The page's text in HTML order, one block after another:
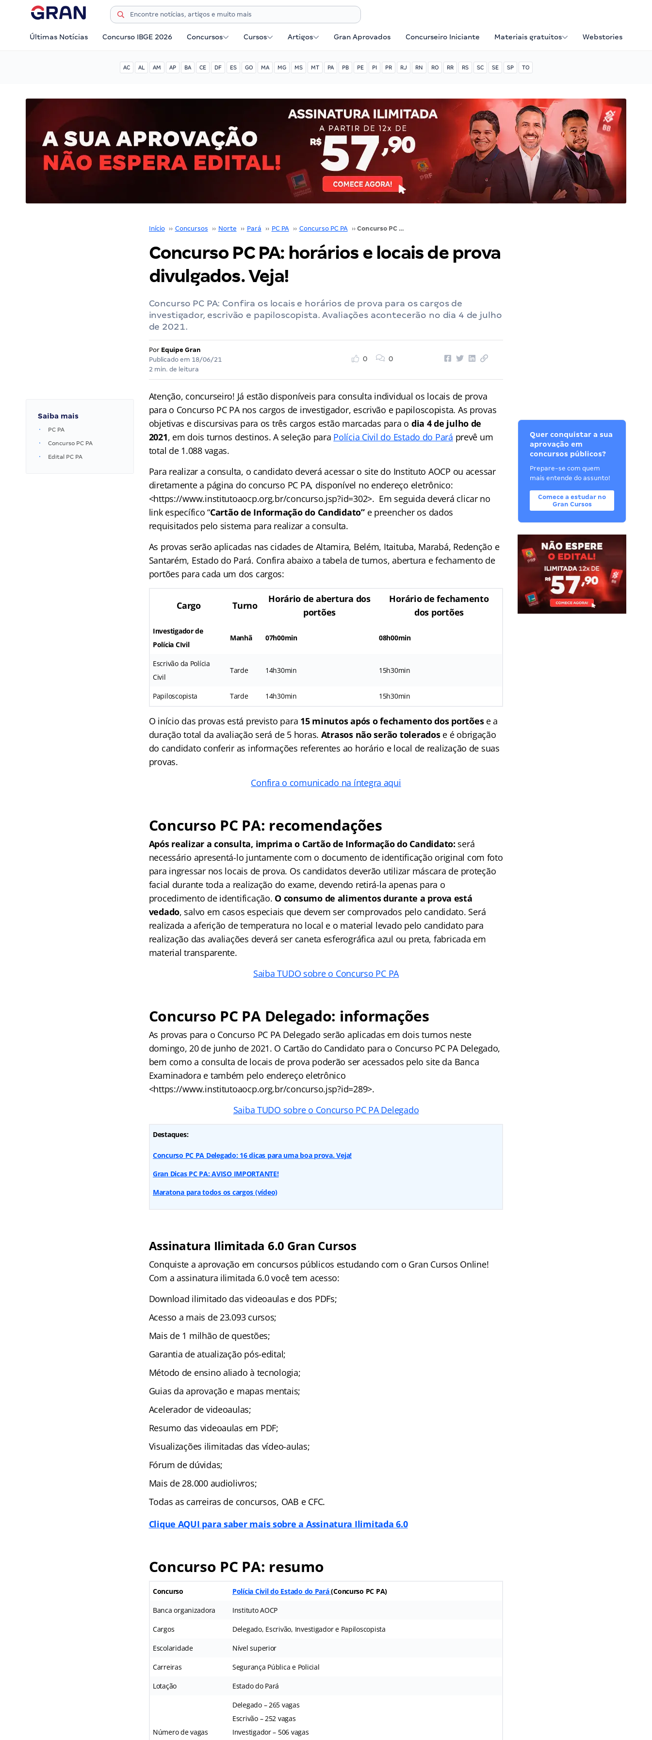
Últimas Notícias Concurso IBGE 2026 Concursos Cursos Artigos Gran Aprovados Concurseiro Iniciante Materiais gratuitos Webstories
AC AL AM AP BA CE DF ES GO MA MG MS MT PA PB PE PI PR RJ RN RO RR RS SC SE SP TO
Início ›› Concursos ›› Norte ›› Pará ›› PC PA ›› Concurso PC PA ›› Concurso PC PA: horários e locais de prova divulgados. Veja!
Concurso PC PA: horários e locais de prova
divulgados. Veja!
Concurso PC PA: Confira os locais e horários de prova para os cargos de
investigador, escrivão e papiloscopista. Avaliações acontecerão no dia 4 de julho
de 2021.
Por Equipe Gran
Publicado em 18/06/21
2 min. de leitura
0 0
Saiba mais
PC PA
Concurso PC PA
Edital PC PA
Atenção, concurseiro! Já estão disponíveis para consulta individual os locais de prova
para o Concurso PC PA nos cargos de investigador, escrivão e papiloscopista. As provas
objetivas e discursivas para os três cargos estão marcadas para o dia 4 de julho de
2021, em dois turnos destinos. A seleção para Polícia Civil do Estado do Pará prevê um
total de 1.088 vagas.
Para realizar a consulta, o candidato deverá acessar o site do Instituto AOCP ou acessar
diretamente a página do concurso PC PA, disponível no endereço eletrônico:
<https://www.institutoaocp.org.br/concurso.jsp?id=302>. Em seguida deverá clicar no
link específico “Cartão de Informação do Candidato”e preencher os dados
requisitados pelo sistema para realizar a consulta.
As provas serão aplicadas nas cidades de Altamira, Belém, Itaituba, Marabá, Redenção e
Santarém, Estado do Pará. Confira abaixo a tabela de turnos, abertura e fechamento de
portões para cada um dos cargos:
Cargo Turno
Horário de abertura dos
portões
Horário de fechamento
dos portões
Investigador de
Polícia CIvil
Manhã 07h00min 08h00min
Escrivão da Polícia
Civil
Tarde 14h30min 15h30min
Papiloscopista Tarde 14h30min 15h30min
O início das provas está previsto para 15 minutos após o fechamento dos portõese a
duração total da avaliação será de 5 horas. Atrasos não serão toleradose é obrigação
do candidato conferir as informações referentes ao horário e local de realização de suas
provas.
Confira o comunicado na íntegra aqui
Concurso PC PA: recomendações
Após realizar a consulta, imprima o Cartão de Informação do Candidato: será
necessário apresentá-lo juntamente com o documento de identificação original com foto
para ingressar nos locais de prova. Os candidatos deverão utilizar máscara de proteção
facial durante toda a realização do exame, devendo retirá-la apenas para o
procedimento de identificação. O consumo de alimentos durante a prova está
vedado, salvo em casos especiais que devem ser comprovados pelo candidato. Será
realizada a aferição de temperatura no local e o material levado pelo candidato para
realização das avaliações deverá ser caneta esferográfica azul ou preta, fabricada em
material transparente.
Saiba TUDO sobre o Concurso PC PA
Concurso PC PA Delegado: informações
As provas para o Concurso PC PA Delegado serão aplicadas em dois turnos neste
domingo, 20 de junho de 2021. O Cartão do Candidato para o Concurso PC PA Delegado,
bem como a consulta de locais de prova poderão ser acessados pelo site da Banca
Examinadora e também pelo endereço eletrônico
<https://www.institutoaocp.org.br/concurso.jsp?id=289>.
Saiba TUDO sobre o Concurso PC PA Delegado
Destaques:
Concurso PC PA Delegado: 16 dicas para uma boa prova. Veja!
Gran Dicas PC PA: AVISO IMPORTANTE!
Maratona para todos os cargos (vídeo)
Assinatura Ilimitada 6.0 Gran Cursos
Conquiste a aprovação em concursos públicos estudando com o Gran Cursos Online!
Com a assinatura ilimitada 6.0 você tem acesso:
Download ilimitado das videoaulas e dos PDFs;
Acesso a mais de 23.093 cursos;
Mais de 1 milhão de questões;
Garantia de atualização pós-edital;
Método de ensino aliado à tecnologia;
Guias da aprovação e mapas mentais;
Acelerador de videoaulas;
Resumo das videoaulas em PDF;
Visualizações ilimitadas das vídeo-aulas;
Fórum de dúvidas;
Mais de 28.000 audiolivros;
Todas as carreiras de concursos, OAB e CFC.
Clique AQUI para saber mais sobre a Assinatura Ilimitada 6.0
Concurso PC PA: resumo
Concurso Polícia Civil do Estado do Pará(Concurso PC PA)
Banca organizadora Instituto AOCP
Cargos Delegado, Escrivão, Investigador e Papiloscopista
Escolaridade Nível superior
Carreiras Segurança Pública e Policial
Lotação Estado do Pará
Número de vagas
Delegado – 265 vagas
Escrivão – 252 vagas
Investigador – 506 vagas
Quer conquistar a sua
aprovação em
concursos públicos?
Prepare-se com quem
mais entende do assunto!
Comece a estudar no
Gran Cursos